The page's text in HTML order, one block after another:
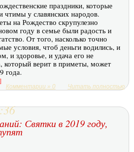
праздники, которые
у славянских народов.
на Рождество скрупулезно
году в семье были радость и
От того, насколько точно
условия, чтоб деньги водились, и
и здоровье, и удача его не
который верит в приметы, может
года.
Комментарии » 0 Читать полностью
Святки в 2019 году,